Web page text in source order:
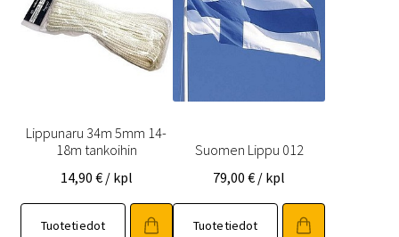
Lippunaru 34m 5mm 14-
18m tankoihin
14,90 € / kpl
Tuotetiedot
Suomen Lippu 012
79,00€ / kpl
Tuotetiedot